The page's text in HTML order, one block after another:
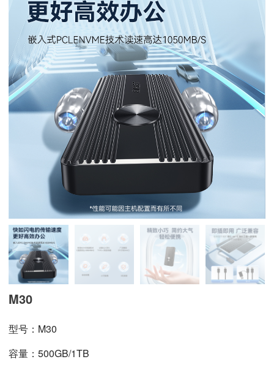
M30
型号：M30
容量：500GB/1TB